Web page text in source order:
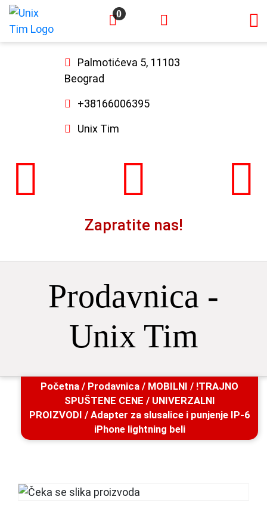
×
0
Palmotićeva 5, 11103
Beograd
+38166006395
Unix Tim
Zapratite nas!
Prodavnica -
Unix Tim
Početna / Prodavnica / MOBILNI / !TRAJNO
SPUŠTENE CENE / UNIVERZALNI
PROIZVODI / Adapter za slusalice i punjenje IP-6
iPhone lightning beli